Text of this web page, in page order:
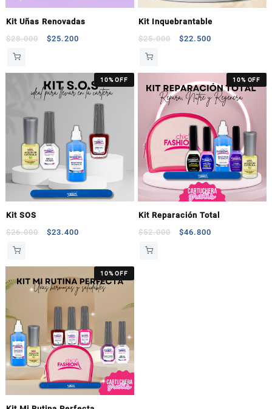
Kit Uñas Renovadas
$28.000 $25.200
Kit Inquebrantable
$25.000 $22.500
10% OFF
Kit SOS
$26.000 $23.400
10% OFF
Kit Reparación Total
$52.000 $46.800
10% OFF